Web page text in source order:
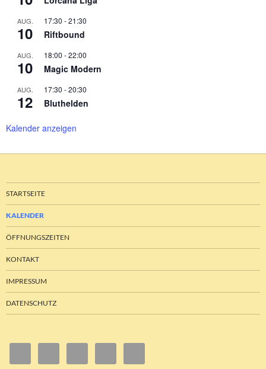
AUG.
10
17:30 -21:30
Riftbound
AUG.
10
18:00 -22:00
Magic Modern
AUG.
12
17:30 -20:30
Bluthelden
Kalender anzeigen
STARTSEITE
KALENDER
ÖFFNUNGSZEITEN
KONTAKT
IMPRESSUM
DATENSCHUTZ